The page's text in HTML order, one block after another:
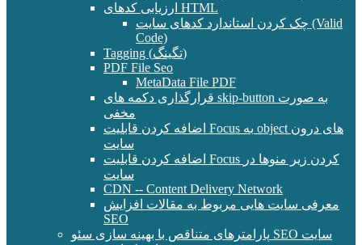
ارزیابی کدهای HTML
چک کردن استاندارد کدهای سایت (Valid
Code)
Tagging (تگینگ)
PDF File Seo
MetaData File PDF
قرارگذاری دکمه های skip-button به صورت
مخفی
اضافه کردن قابلیت Focus به object های درون
سایت
اضافه کردن قابلیت Focus کردن زیر منوها در
سایت
CDN -- Content Delivery Network
معرفی سایت هایی مربوط به مقالات افزایش
SEO
پارامترهای متناقص با بهینه سازی سئو SEO سایت